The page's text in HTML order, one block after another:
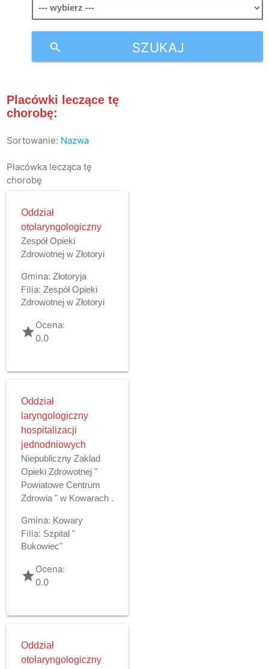
SZUKAJ
search
Placówki leczące tę
chorobę:
Sortowanie: Nazwa
Placówka lecząca tę
chorobę
Oddział
otolaryngologiczny
Zespół Opieki
Zdrowotnej w Złotoryi
Gmina: Złotoryja
Filia: Zespół Opieki
Zdrowotnej w Złotoryi
gradeOcena:
0.0
Oddział
laryngologiczny
hospitalizacji
jednodniowych
Niepubliczny Zaklad
Opieki Zdrowotnej "
Powiatowe Centrum
Zdrowia " w Kowarach .
Gmina: Kowary
Filia: Szpital "
Bukowiec"
gradeOcena:
0.0
Oddział
otolaryngologiczny